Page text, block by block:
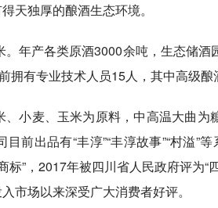
天独厚的酿酒生态环境。
年产各类原酒3000余吨，生态储
有专业技术人员15人，其中高级酿
小麦、玉米为原料，中高温大曲为
前出品有“丰淳”“丰淳故事”“村溢”
”，2017年被四川省人民政府评为“
市场以来深受广大消费者好评。